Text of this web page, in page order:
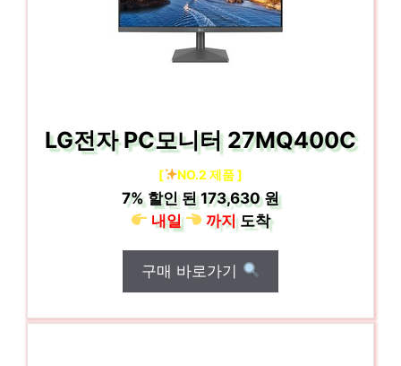
LG전자 PC모니터 27MQ400C
[ NO.2 제품 ]
7% 할인 된173,630 원
내일
까지도착
구매 바로가기